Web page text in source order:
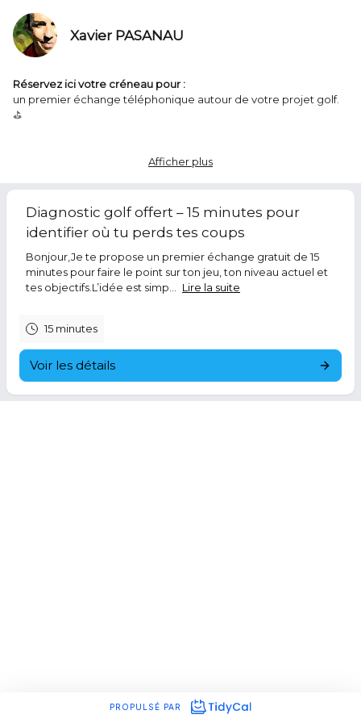
Xavier PASANAU
Réservez ici votre créneau pour :
un premier échange téléphonique autour de votre projet golf.
⛳️
Spécialiste Précision | Expert wedging
Afficher plus
Diagnostic golf offert – 15 minutes pour
identifier où tu perds tes coups
Bonjour,Je te propose un premier échange gratuit de 15
minutes pour faire le point sur ton jeu, ton niveau actuel et
tes objectifs.L’idée est simp...
Lire la suite
15 minutes
Voir les détails
PROPULSÉ PAR